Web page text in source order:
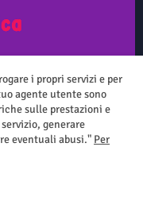
pertanto considerarsi
n.62 del 7.03.2001
i propri servizi e per
agente utente sono
sulle prestazioni e
generare
eventuali abusi." Per